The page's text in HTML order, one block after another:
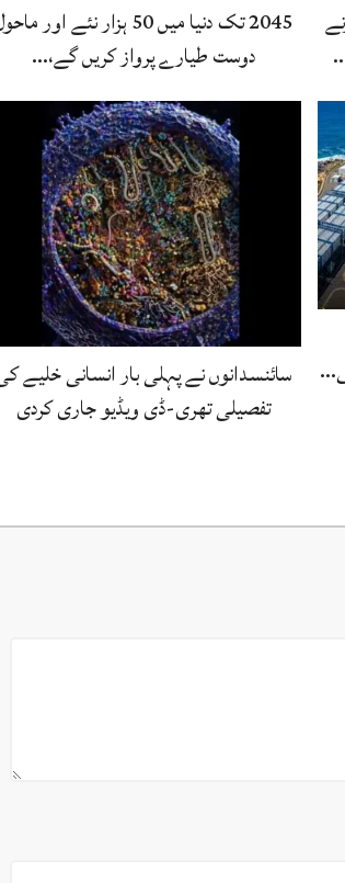
2045 تک دنیا میں 50 ہزار نئے اور
دوست طیارے پرواز کریں گے،…
سائنسدانوں نے پہلی بار انسانی خلیے
تفصیلی تھری-ڈی ویڈیو جاری کردی